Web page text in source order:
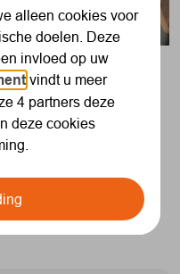
pensioenregeling
alleen cookies voor
doelen. Deze
invloed op uw
vindt u meer
4 partners deze
deze cookies